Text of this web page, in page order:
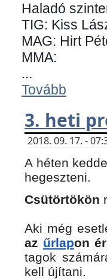
Haladó
TIG: Kiss
MAG: Hirt
MMA:
...
Tovább
3. heti
2018. 09. 17. -
A héten
hegeszteni.
Csütörtökön
Aki még
az űrlapon
tagok
kell újítani.